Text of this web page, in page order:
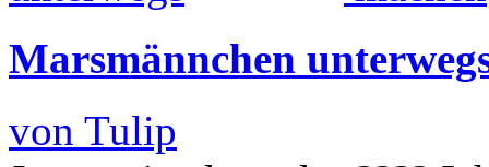
Marsmännchen
von Tulip